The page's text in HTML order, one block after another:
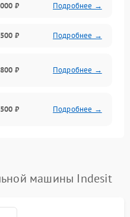
₽ Подробнее →
₽ Подробнее →
₽ Подробнее →
₽ Подробнее →
Подробнее →
машины Indesit